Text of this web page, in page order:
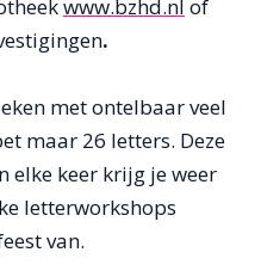
www.bzhd.nl of
.
met ontelbaar veel
maar 26 letters. Deze
elke keer krijg je weer
letterworkshops
van.